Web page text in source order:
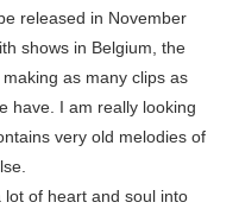
released in November
shows in Belgium, the
as many clips as
have. I am really looking
very old melodies of
of heart and soul into